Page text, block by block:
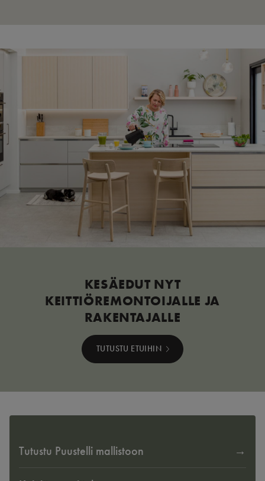
KESÄEDUT NYT
KEITTIÖREMONTOIJALLE JA
RAKENTAJALLE
TUTUSTU ETUIHIN
Tutustu Puustelli mallistoon